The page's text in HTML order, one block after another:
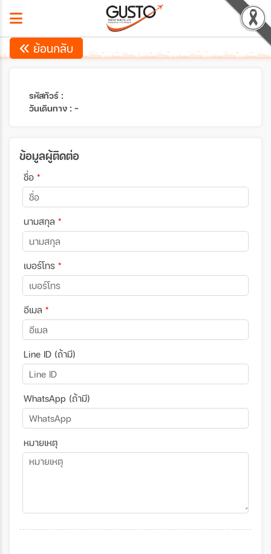
ย้อนกลับ
รหัสทัวร์ :
วันเดินทาง : -
ข้อมูลผู้ติดต่อ
ชื่อ *
นามสกุล *
เบอร์โทร *
อีเมล *
Line ID (ถ้ามี)
WhatsApp (ถ้ามี)
หมายเหตุ